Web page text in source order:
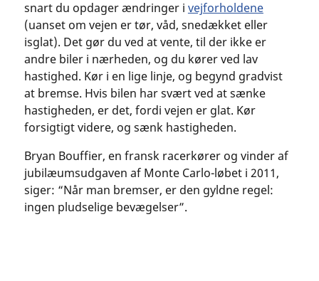
snart du opdager ændringer i vejforholdene
(uanset om vejen er tør, våd, snedækket eller
isglat). Det gør du ved at vente, til der ikke er
andre biler i nærheden, og du kører ved lav
hastighed. Kør i en lige linje, og begynd gradvist
at bremse. Hvis bilen har svært ved at sænke
hastigheden, er det, fordi vejen er glat. Kør
forsigtigt videre, og sænk hastigheden.
Bryan Bouffier, en fransk racerkører og vinder af
jubilæumsudgaven af Monte Carlo-løbet i 2011,
siger: “Når man bremser, er den gyldne regel:
ingen pludselige bevægelser”.